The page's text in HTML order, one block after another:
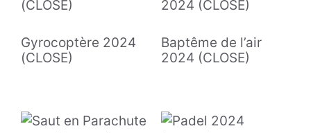
Gyrocoptère 2024
(CLOSE)
Baptême de l’air
2024 (CLOSE)